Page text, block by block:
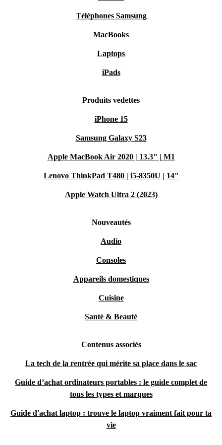
Téléphones Samsung
MacBooks
Laptops
iPads
Produits vedettes
iPhone 15
Samsung Galaxy S23
Apple MacBook Air 2020 | 13.3" | M1
Lenovo ThinkPad T480 | i5-8350U | 14"
Apple Watch Ultra 2 (2023)
Nouveautés
Audio
Consoles
Appareils domestiques
Cuisine
Santé & Beauté
Contenus associés
La tech de la rentrée qui mérite sa place dans le sac
Guide d’achat ordinateurs portables : le guide complet de
tous les types et marques
Guide d'achat laptop : trouve le laptop vraiment fait pour ta
vie